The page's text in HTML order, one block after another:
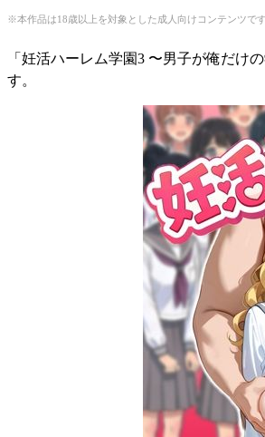
※本作品は18歳以上を対象とした成人向けコンテンツで
「妊活ハーレム学園3 〜男子が俺だけ
す。